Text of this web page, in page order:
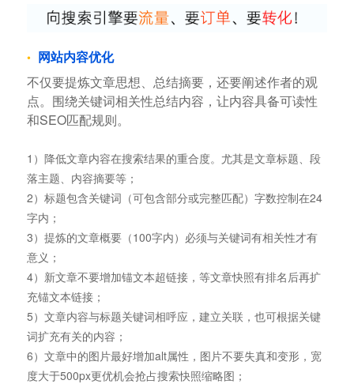
网站内容优化
不仅要提炼文章思想、总结摘要，还要阐述作者的观
点。围绕关键词相关性总结内容，让内容具备可读性
和SEO匹配规则。
1）降低文章内容在搜索结果的重合度。尤其是文章标题、段
落主题、内容摘要等；
2）标题包含关键词（可包含部分或完整匹配）字数控制在24
字内；
3）提炼的文章概要（100字内）必须与关键词有相关性才有
意义；
4）新文章不要增加锚文本超链接，等文章快照有排名后再扩
充锚文本链接；
5）文章内容与标题关键词相呼应，建立关联，也可根据关键
词扩充有关的内容；
6）文章中的图片最好增加alt属性，图片不要失真和变形，宽
度大于500px更优机会抢占搜索快照缩略图；